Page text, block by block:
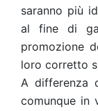
saranno più
al fine di
promozione
loro corretto
A differenza
comunque in